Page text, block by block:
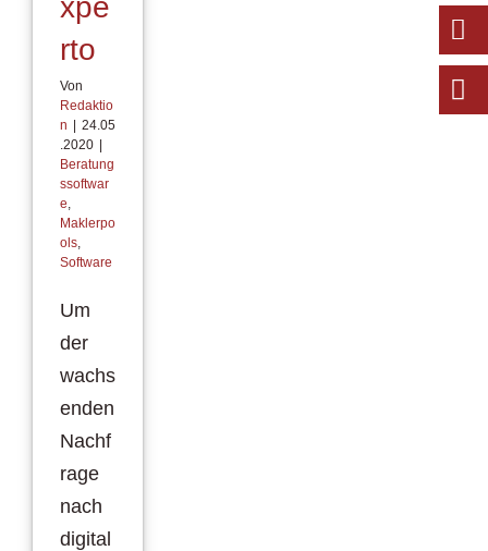
xpe
rto
Von
Redaktio
n | 24.05
.2020 |
Beratung
ssoftwar
e
Maklerpo
ols
Software
Um
der
wachs
enden
Nachf
rage
nach
digital